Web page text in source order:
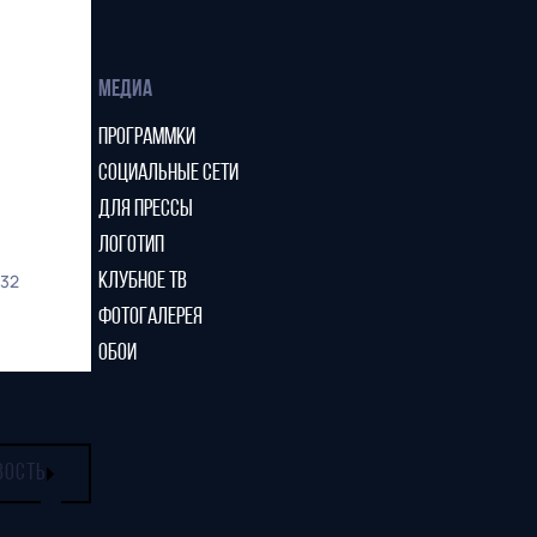
МЕДИА
ПРОГРАММКИ
СОЦИАЛЬНЫЕ СЕТИ
ДЛЯ ПРЕССЫ
ЛОГОТИП
КЛУБНОЕ ТВ
ФОТОГАЛЕРЕЯ
ОБОИ